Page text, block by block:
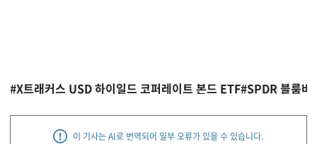
#X트래커스 USD 하이일드 코퍼레이트 본드 ETF#SPDR 블룸버
이 기사는 AI로 번역되어 일부 오류가 있을 수 있습니다.